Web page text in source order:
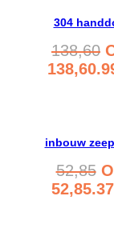
304
138,60
138,60.
inbouw
52,85
52,85.